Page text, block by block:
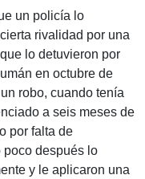
un policía lo
rivalidad por una
lo detuvieron por
en octubre de
robo, cuando tenía
a seis meses de
por falta de
poco después lo
y le aplicaron una